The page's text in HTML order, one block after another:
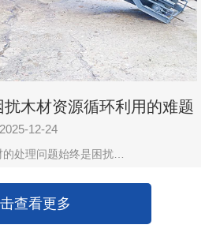
木材资源循环利用的难题
2025-12-24
处理问题始终是困扰…
查看更多